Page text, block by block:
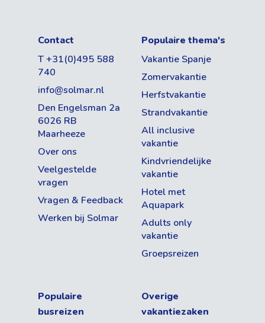
Contact
T +31(0)495 588
740
info@solmar.nl
Den Engelsman 2a
6026 RB
Maarheeze
Over ons
Veelgestelde
vragen
Vragen & Feedback
Werken bij Solmar
Populaire thema's
Vakantie Spanje
Zomervakantie
Herfstvakantie
Strandvakantie
All inclusive
vakantie
Kindvriendelijke
vakantie
Hotel met
Aquapark
Adults only
vakantie
Groepsreizen
Populaire
busreizen
Overige
vakantiezaken